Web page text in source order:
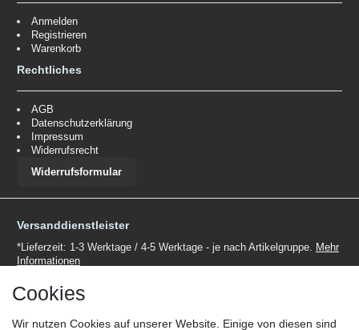
Anmelden
Registrieren
Warenkorb
Rechtliches
AGB
Datenschutzerklärung
Impressum
Widerrufsrecht
Widerrufsformular
Versanddienstleister
*Lieferzeit: 1-3 Werktage / 4-5 Werktage - je nach Artikelgruppe. Mehr
Informationen
Cookies
Wir nutzen Cookies auf unserer Website. Einige von diesen sind